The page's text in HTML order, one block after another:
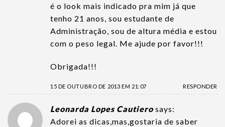
é o look mais indicado pra mim já que
tenho 21 anos, sou estudante de
Administração, sou de altura média e estou
com o peso legal. Me ajude por favor!!!
Obrigada!!!
15 DE OUTUBRO DE 2013 EM 21:07 RESPONDER
Leonarda Lopes Cautiero says:
Adorei as dicas,mas,gostaria de saber